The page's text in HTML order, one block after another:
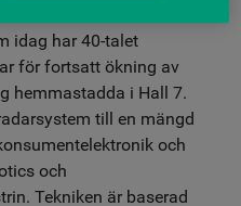
idag har 40-talet
för fortsatt ökning av
hemmastadda i Hall 7.
till en mängd
och
och
Tekniken är baserad